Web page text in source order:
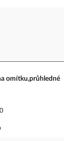
omítku,průhledné